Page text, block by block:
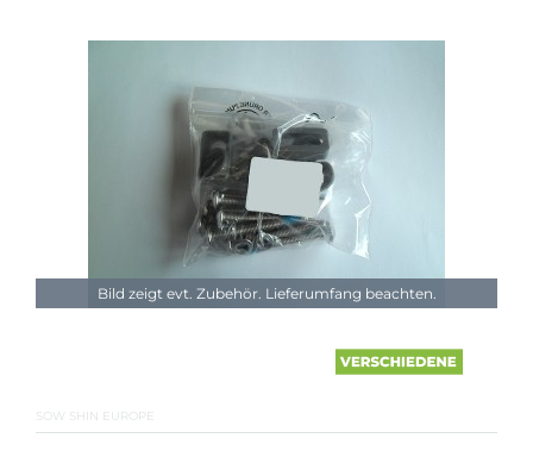
Bild zeigt evt. Zubehör. Lieferumfang beachten.
SOW SHIN EUROPE